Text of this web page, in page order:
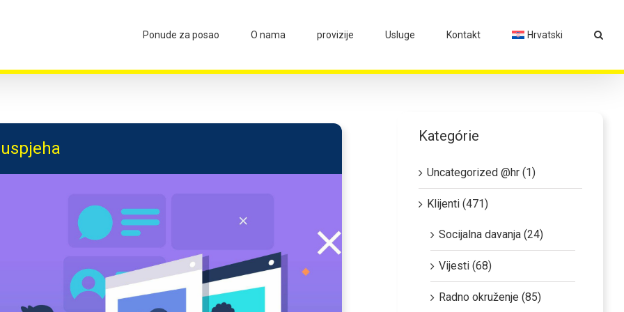
Ponude za posao O nama provizije Usluge Kontakt Hrvatski
Kategórie
Uncategorized @hr (1)
Klijenti (471)
Socijalna davanja (24)
Vijesti (68)
Radno okruženje (85)